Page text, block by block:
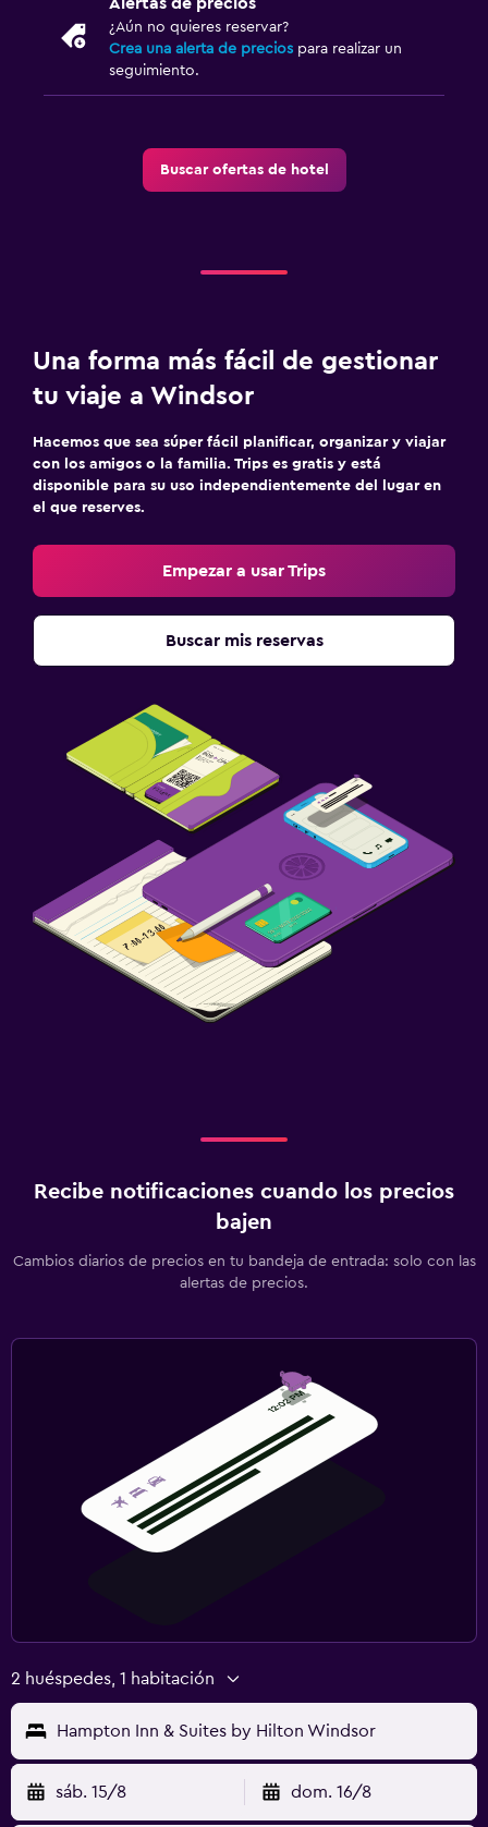
¿Aún no quieres reservar?
Crea una alerta de precios para realizar un
seguimiento.
Buscar ofertas de hotel
Una forma más fácil de gestionar
tu viaje a Windsor
Hacemos que sea súper fácil planificar, organizar y viajar
con los amigos o la familia. Trips es gratis y está
disponible para su uso independientemente del lugar en
el que reserves.
Empezar a usar Trips
Buscar mis reservas
Recibe notificaciones cuando los precios
bajen
Cambios diarios de precios en tu bandeja de entrada: solo con las
alertas de precios.
2 huéspedes, 1 habitación
Hampton Inn & Suites by Hilton Windsor
sáb. 15/8 dom. 16/8